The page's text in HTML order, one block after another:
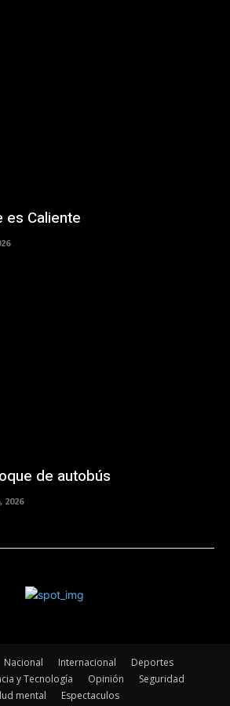
es Caliente
de autobús
2026
Nacional Internacional
Deportes
y Tecnología Opinión
Seguridad
mental
Espectaculos